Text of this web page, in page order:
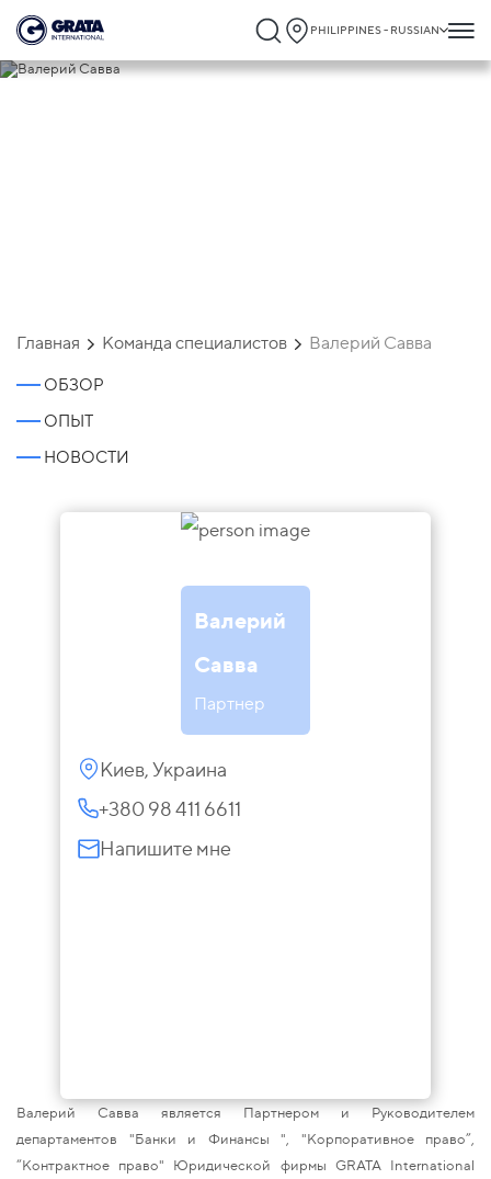
PHILIPPINES - RUSSIAN
Главная Команда специалистов Валерий Савва
ОБЗОР
ОПЫТ
НОВОСТИ
Валерий
Савва
Партнер
Киев, Украина
+380 98 411 6611
Напишите мне
Валерий Савва является Партнером и Руководителем
департаментов "Банки и Финансы ", "Корпоративное право”,
“Контрактное право" Юридической фирмы GRATA International